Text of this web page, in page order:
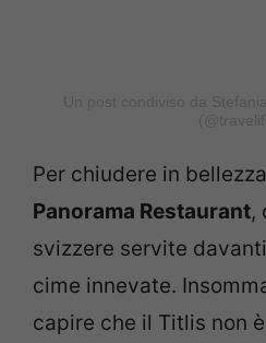
Per chiudere in
Panorama Restaurant,
svizzere servite
cime innevate.
capire che il Titlis non